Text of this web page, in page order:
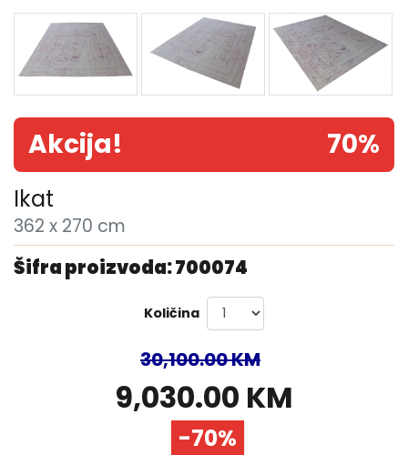
Akcija! 70%
Ikat
362 x 270 cm
Šifra proizvoda: 700074
Količina
30,100.00 KM
9,030.00 KM
-70%